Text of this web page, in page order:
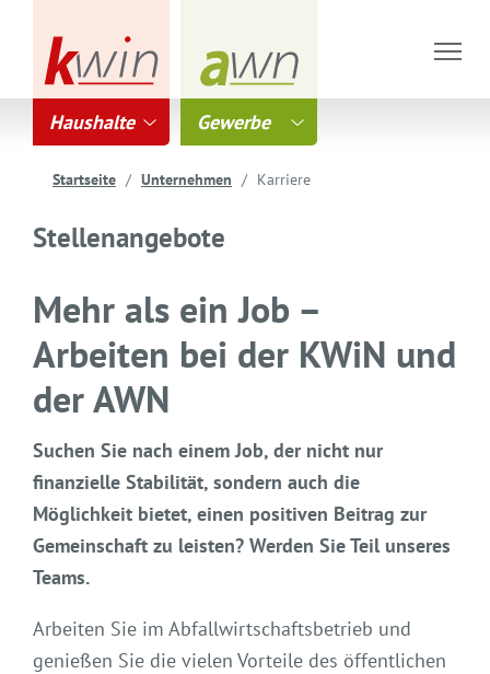
Haushalte Gewerbe
Startseite Unternehmen Karriere
Stellenangebote
Mehr als ein Job –
Arbeiten bei der KWiN und
der AWN
Suchen Sie nach einem Job, der nicht nur
finanzielle Stabilität, sondern auch die
Möglichkeit bietet, einen positiven Beitrag zur
Gemeinschaft zu leisten? Werden Sie Teil unseres
Teams.
Arbeiten Sie im Abfallwirtschaftsbetrieb und
genießen Sie die vielen Vorteile des öffentlichen